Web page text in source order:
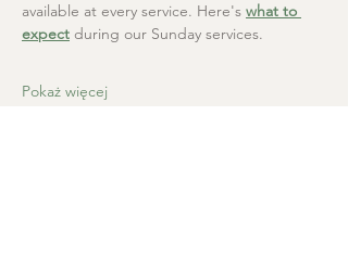
available at every service. Here's what to
expect during our Sunday services.
Pokaż więcej